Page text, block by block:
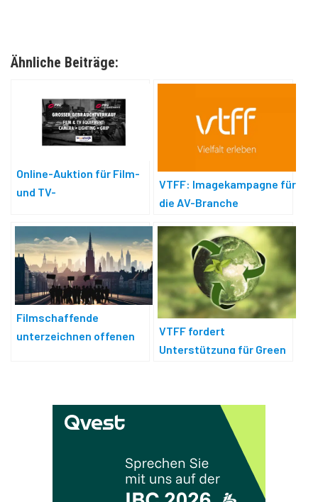
Ähnliche Beiträge:
Online-Auktion für Film-
und TV-
VTFF: Imagekampagne für
die AV-Branche
Filmschaffende
unterzeichnen offenen
VTFF fordert
Unterstützung für Green